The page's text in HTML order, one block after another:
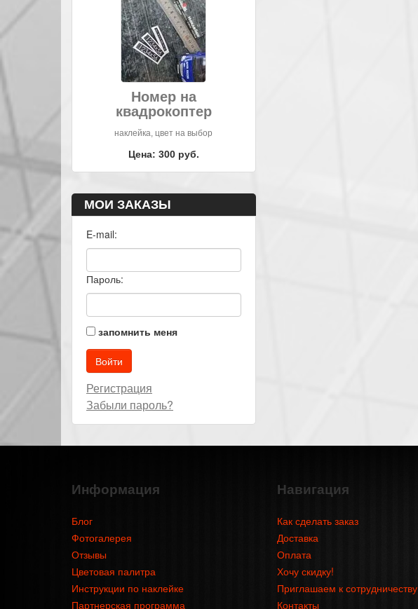
Номер на
квадрокоптер
наклейка, цвет на выбор
Цена: 300 руб.
МОИ ЗАКАЗЫ
E-mail:
Пароль:
запомнить меня
Регистрация
Забыли пароль?
Информация
Блог
Фотогалерея
Отзывы
Цветовая палитра
Инструкции по наклейке
Партнерская программа
Навигация
Как сделать заказ
Доставка
Оплата
Хочу скидку!
Приглашаем к сотрудничеству
Контакты